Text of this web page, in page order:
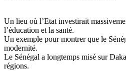
Un lieu où l’Etat investirait
l’éducation et la santé.
Un exemple pour montrer que le
modernité.
Le Sénégal a longtemps misé sur
régions.